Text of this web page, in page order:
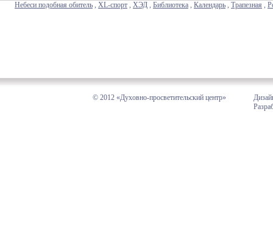
Небеси подобная обитель , XL-спорт , ХЭД , Библиотека , Календарь , Трапезная ,
© 2012 «Духовно-просветительский центр»